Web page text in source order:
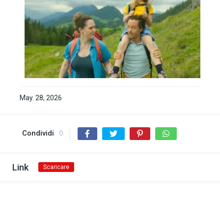
May. 28, 2026
Condividi 0
Link Scaricare